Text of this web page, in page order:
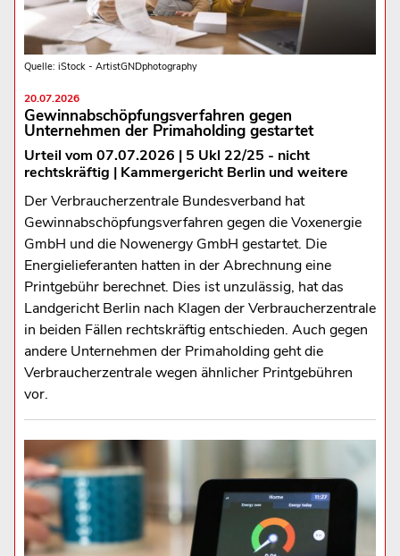
Quelle: iStock - ArtistGNDphotography
20.07.2026
Gewinnabschöpfungsverfahren gegen
Unternehmen der Primaholding gestartet
Urteil vom 07.07.2026 | 5 Ukl 22/25 - nicht
rechtskräftig | Kammergericht Berlin und weitere
Der Verbraucherzentrale Bundesverband hat
Gewinnabschöpfungsverfahren gegen die Voxenergie
GmbH und die Nowenergy GmbH gestartet. Die
Energielieferanten hatten in der Abrechnung eine
Printgebühr berechnet. Dies ist unzulässig, hat das
Landgericht Berlin nach Klagen der Verbraucherzentrale
in beiden Fällen rechtskräftig entschieden. Auch gegen
andere Unternehmen der Primaholding geht die
Verbraucherzentrale wegen ähnlicher Printgebühren
vor.